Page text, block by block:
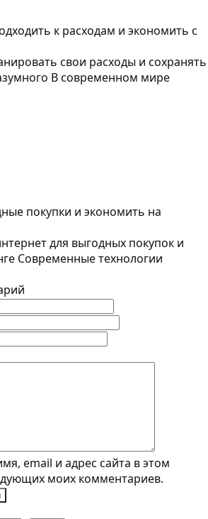
к расходам и экономить с
свои расходы и сохранять
В современном мире
покупки и экономить на
для выгодных покупок и
Современные технологии
email и адрес сайта в этом
моих комментариев.